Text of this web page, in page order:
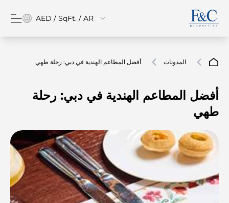
AED / SqFt. / AR
المدونات أفضل المطاعم الهندية في دبي: رحلة طهي
أفضل المطاعم الهندية في دبي: رحلة
طهي